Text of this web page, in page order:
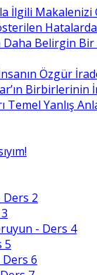
İlgili Makalenizi
Belirgin Bir
Özgür
Birbirlerinin
Temel Yanlış
2
- Ders 4
5
6